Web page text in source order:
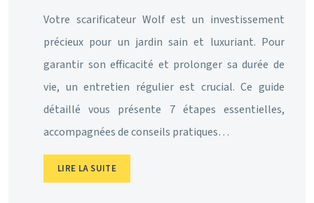
Votre scarificateur Wolf est un investissement
précieux pour un jardin sain et luxuriant. Pour
garantir son efficacité et prolonger sa durée de
vie, un entretien régulier est crucial. Ce guide
détaillé vous présente 7 étapes essentielles,
accompagnées de conseils pratiques…
LIRE LA SUITE